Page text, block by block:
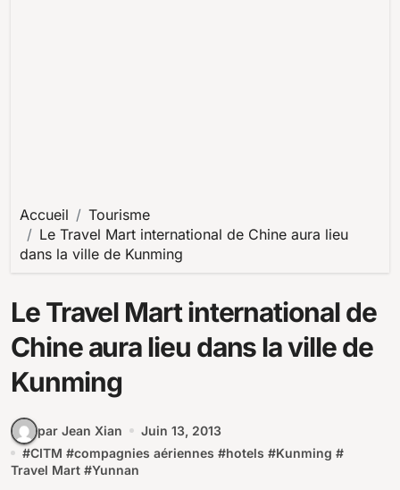
Accueil
Tourisme
Le Travel Mart international de Chine aura lieu
dans la ville de Kunming
Le Travel Mart international de
Chine aura lieu dans la ville de
Kunming
par Jean Xian
Juin 13, 2013
#CITM #compagnies aériennes #hotels #Kunming #
Travel Mart #Yunnan